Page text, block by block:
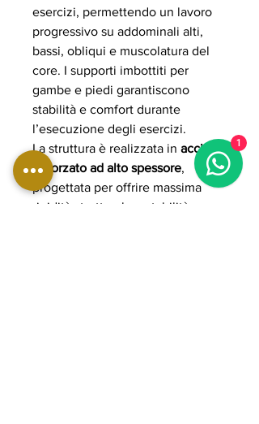
esercizi, permettendo un lavoro
progressivo su addominali alti,
bassi, obliqui e muscolatura del
core. I supporti imbottiti per
gambe e piedi garantiscono
stabilità e comfort durante
l’esecuzione degli esercizi.
La struttura è realizzata in acciaio
rinforzato ad alto spessore,
progettata per offrire massima
rigidità strutturale e stabilità
1